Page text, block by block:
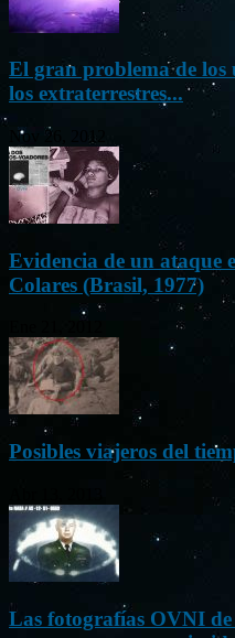
El gran problema de los
los extraterrestres...
Nov 26, 2012
Evidencia de un ataque
Colares (Brasil, 1977)
Posibles viajeros del
Las fotografías OVNI